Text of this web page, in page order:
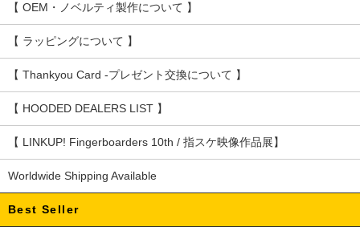
【 OEM・ノベルティ製作について 】
【 ラッピングについて 】
【 Thankyou Card -プレゼント交換について 】
【 HOODED DEALERS LIST 】
【 LINKUP! Fingerboarders 10th / 指スケ映像作品展】
Worldwide Shipping Available
Best Seller